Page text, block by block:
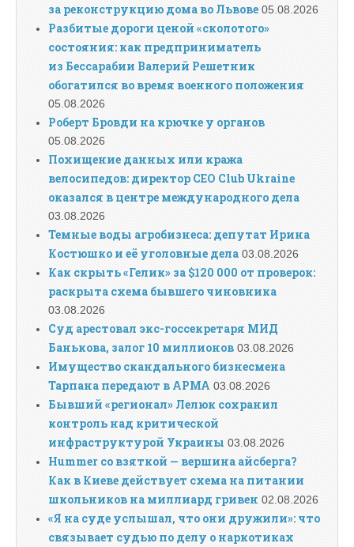
за реконструкцию дома во Львове 05.08.2026
Разбитые дороги ценой «сколотого»
состояния: как предприниматель
из Бессарабии Валерий Решетник
обогатился во время военного положения
05.08.2026
Роберт Бровди на крючке у органов
05.08.2026
Похищение данных или кража
велосипедов: директор CEO Club Ukraine
оказался в центре международного дела
03.08.2026
Темные воды агробизнеса: депутат Ирина
Костюшко и её уголовные дела 03.08.2026
Как скрыть «Гелик» за $120 000 от проверок:
раскрыта схема бывшего чиновника
03.08.2026
Суд арестовал экс-госсекретаря МИД
Банькова, залог 10 миллионов 03.08.2026
Имущество скандального бизнесмена
Тарпана передают в АРМА 03.08.2026
Бывший «регионал» Лелюк сохранил
контроль над критической
инфраструктурой Украины 03.08.2026
Hummer со взяткой — вершина айсберга?
Как в Киеве действует схема на питании
школьников на миллиард гривен 02.08.2026
«Я на суде услышал, что они дружили»: что
связывает судью по делу о наркотиках